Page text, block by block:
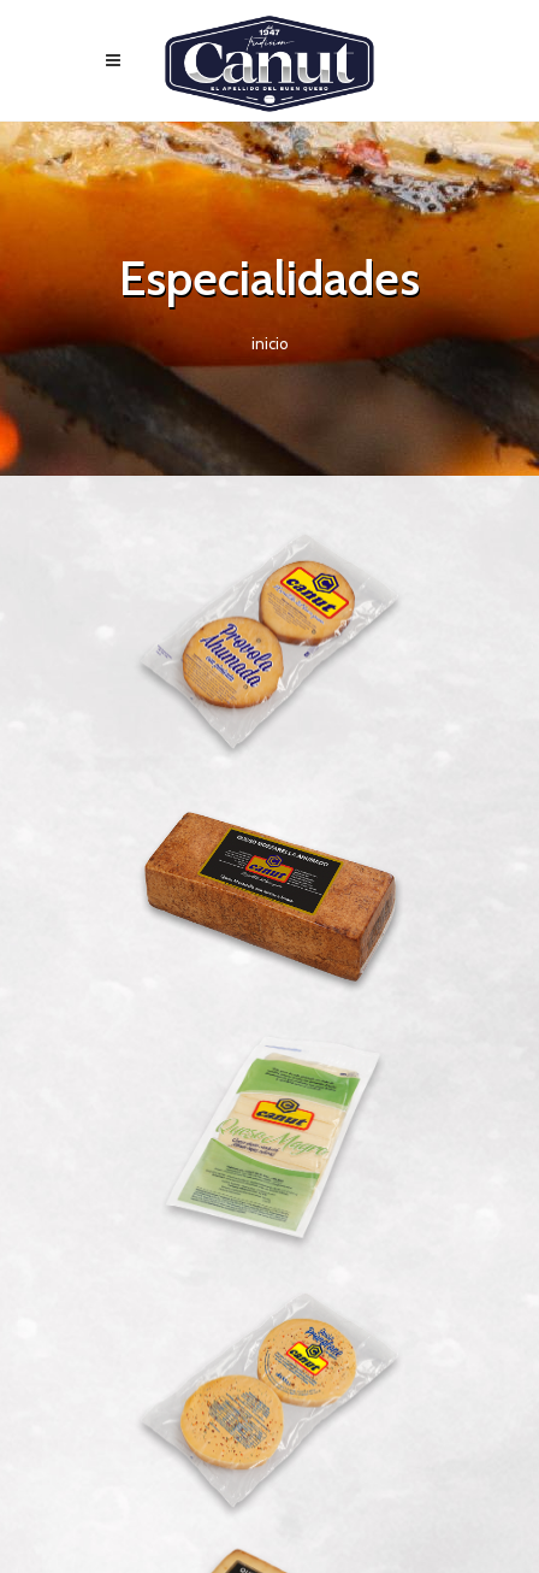
Especialidades
inicio
Provola Ahumada en Porciones
Mozzarella
Magro Feteado
Provoleta Condimentada
Parrillera